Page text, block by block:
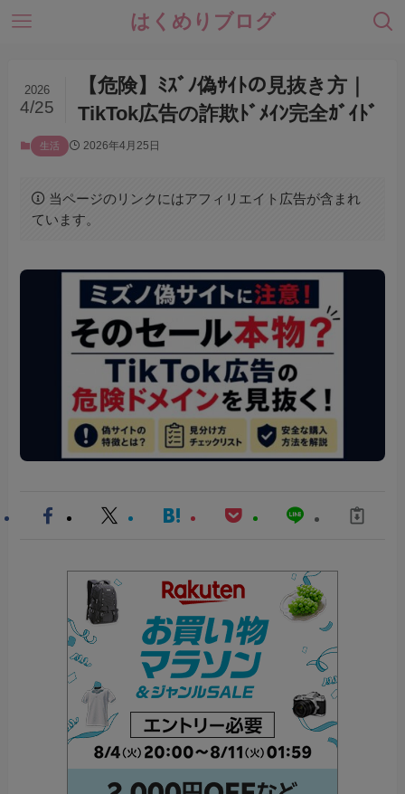
はくめりブログ
【危険】ﾐｽﾞﾉ偽ｻｲﾄの見抜き方｜
TikTok広告の詐欺ﾄﾞﾒｲﾝ完全ｶﾞｲﾄﾞ
2026
4/25
生活 2026年4月25日
当ページのリンクにはアフィリエイト広告が含まれ
ています。